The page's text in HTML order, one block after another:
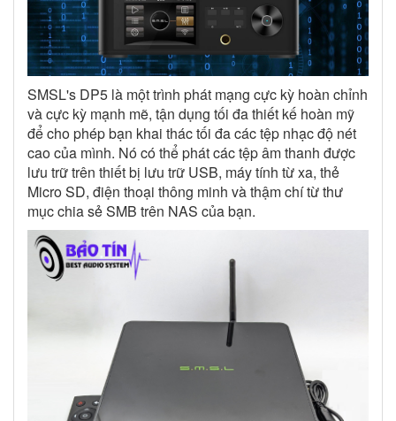
SMSL's DP5 là một trình phát mạng cực kỳ hoàn chỉnh
và cực kỳ mạnh mẽ, tận dụng tối đa thiết kế hoàn mỹ
để cho phép bạn khai thác tối đa các tệp nhạc độ nét
cao của mình. Nó có thể phát các tệp âm thanh được
lưu trữ trên thiết bị lưu trữ USB, máy tính từ xa, thẻ
Micro SD, điện thoại thông minh và thậm chí từ thư
mục chia sẻ SMB trên NAS của bạn.